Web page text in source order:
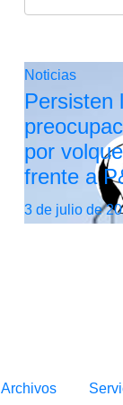
Noticias
Persisten
por
frente a
3 de julio de
Archivos